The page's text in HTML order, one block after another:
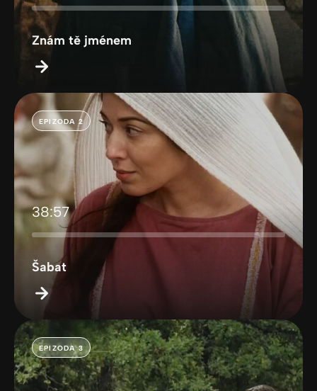
Znám tě jménem
EPIZODA 2
38:57
Šabat
EPIZODA 3